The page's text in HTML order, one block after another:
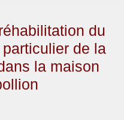
du
de la
la maison